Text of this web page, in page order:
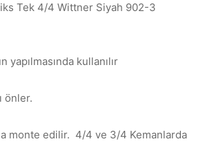
Tek 4/4 Wittner Siyah 902-3
yapılmasında kullanılır
önler.
monte edilir. 4/4 ve 3/4 Kemanlarda